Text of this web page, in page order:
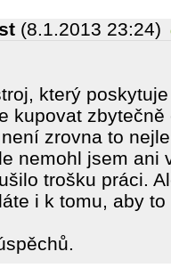
(8.1.2013 23:24)
který
kupovat
zrovna to
nemohl jsem ani
trošku práci.
i k tomu, aby